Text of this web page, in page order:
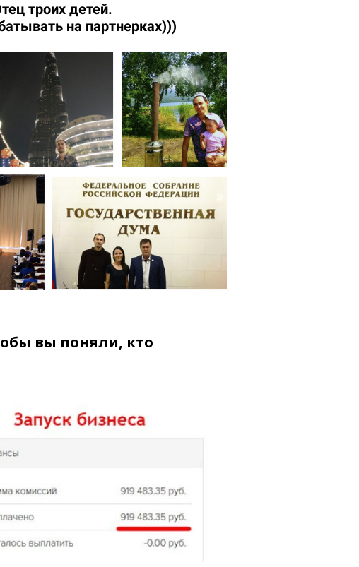
троих детей.
на партнерках)))
вы поняли, кто